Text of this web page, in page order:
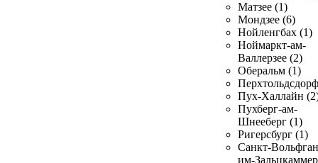
Матзее (1)
Мондзее (6)
Нойленгбах (1)
Ноймаркт-ам-
Валлерзее (2)
Оберальм (1)
Пух-Халлайн
Пухберг-ам-
Шнееберг (1)
Ригерсбург (1)
Санкт-
им-